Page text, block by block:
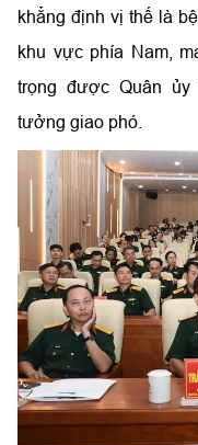
khẳng định vị thế là
khu vực phía Nam,
trọng được Quân ủy
tưởng giao phó.